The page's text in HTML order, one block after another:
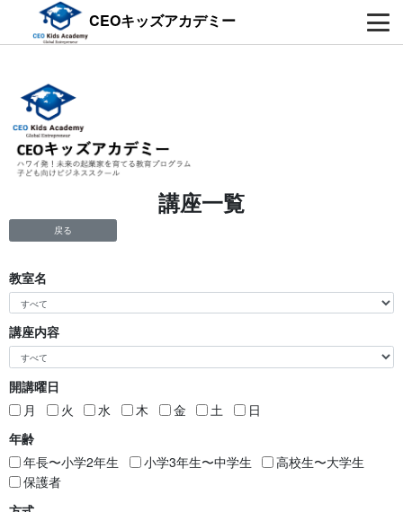
CEOキッズアカデミー
講座一覧
戻る
教室名
講座内容
開講曜日
月
火 水 木 金 土
日
年齢
年長〜小学2年生
小学3年生〜中学生
高校生〜大学生
保護者